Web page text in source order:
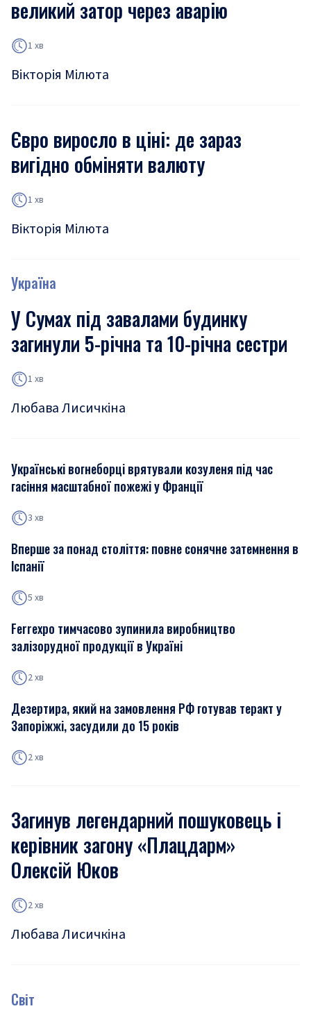
великий затор через аварію
1 хв
Вікторія Мілюта
Євро виросло в ціні: де зараз
вигідно обміняти валюту
1 хв
Вікторія Мілюта
Україна
У Сумах під завалами будинку
загинули 5-річна та 10-річна сестри
1 хв
Любава Лисичкіна
Українські вогнеборці врятували козуленя під час
гасіння масштабної пожежі у Франції
3 хв
Вперше за понад століття: повне сонячне затемнення в
Іспанії
5 хв
Ferrexpo тимчасово зупинила виробництво
залізорудної продукції в Україні
2 хв
Дезертира, який на замовлення РФ готував теракт у
Запоріжжі, засудили до 15 років
2 хв
Загинув легендарний пошуковець і
керівник загону «Плацдарм»
Олексій Юков
2 хв
Любава Лисичкіна
Світ